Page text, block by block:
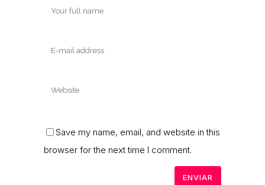
Save my name, email, and website in this
browser for the next time I comment.